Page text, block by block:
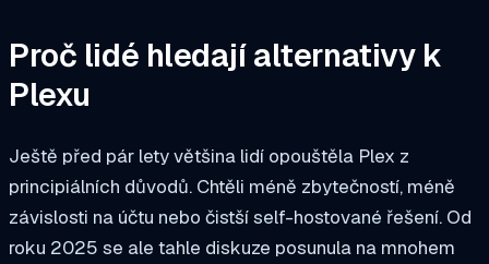
Proč lidé hledají alternativy k
Plexu
Ještě před pár lety většina lidí opouštěla Plex z
principiálních důvodů. Chtěli méně zbytečností, méně
závislosti na účtu nebo čistší self-hostované řešení. Od
roku 2025 se ale tahle diskuze posunula na mnohem